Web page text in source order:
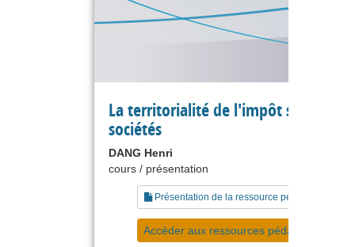
La territorialité de l'impôt sur les
sociétés
DANG Henri
cours / présentation
Présentation de la ressource pédagogique
Accéder aux ressources pédagogiques